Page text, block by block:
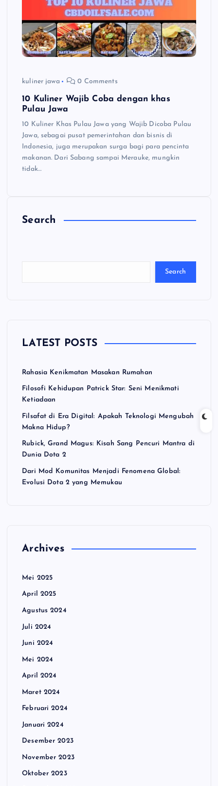
kuliner jawa 0 Comments
10 Kuliner Wajib Coba dengan khas
Pulau Jawa
10 Kuliner Khas Pulau Jawa yang Wajib Dicoba Pulau
Jawa, sebagai pusat pemerintahan dan bisnis di
Indonesia, juga merupakan surga bagi para pencinta
makanan. Dari Sabang sampai Merauke, mungkin
tidak…
Search
Search
LATEST POSTS
Rahasia Kenikmatan Masakan Rumahan
Filosofi Kehidupan Patrick Star: Seni Menikmati
Ketiadaan
Filsafat di Era Digital: Apakah Teknologi Mengubah
Makna Hidup?
Rubick, Grand Magus: Kisah Sang Pencuri Mantra di
Dunia Dota 2
Dari Mod Komunitas Menjadi Fenomena Global:
Evolusi Dota 2 yang Memukau
Archives
Mei 2025
April 2025
Agustus 2024
Juli 2024
Juni 2024
Mei 2024
April 2024
Maret 2024
Februari 2024
Januari 2024
Desember 2023
November 2023
Oktober 2023